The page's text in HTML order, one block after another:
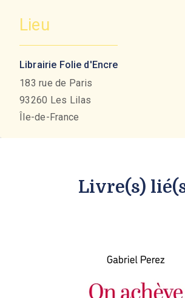
Lieu
Librairie Folie d'Encre
183 rue de Paris
93260 Les Lilas
Île-de-France
Livre(s)